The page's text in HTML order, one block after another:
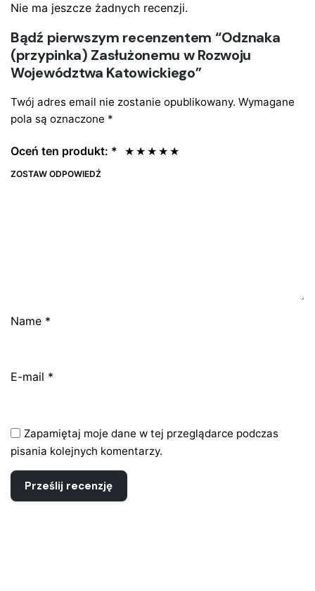
Nie ma jeszcze żadnych recenzji.
Bądź pierwszym recenzentem “Odznaka
(przypinka) Zasłużonemu w Rozwoju
Województwa Katowickiego”
Twój adres email nie zostanie opublikowany. Wymagane
pola są oznaczone *
Oceń ten produkt: *
ZOSTAW ODPOWIEDŹ
Name *
E-mail *
Zapamiętaj moje dane w tej przeglądarce podczas
pisania kolejnych komentarzy.